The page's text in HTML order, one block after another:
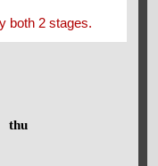
both 2 stages.
thu